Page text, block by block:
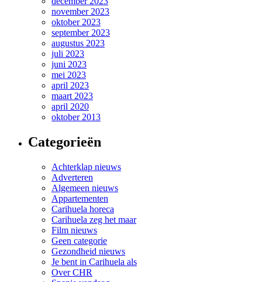
november 2023
oktober 2023
september 2023
augustus 2023
juli 2023
juni 2023
mei 2023
april 2023
maart 2023
april 2020
oktober 2013
Categorieën
Achterklap nieuws
Adverteren
Algemeen nieuws
Appartementen
Carihuela horeca
Carihuela zeg het maar
Film nieuws
Geen categorie
Gezondheid nieuws
Je bent in Carihuela als
Over CHR